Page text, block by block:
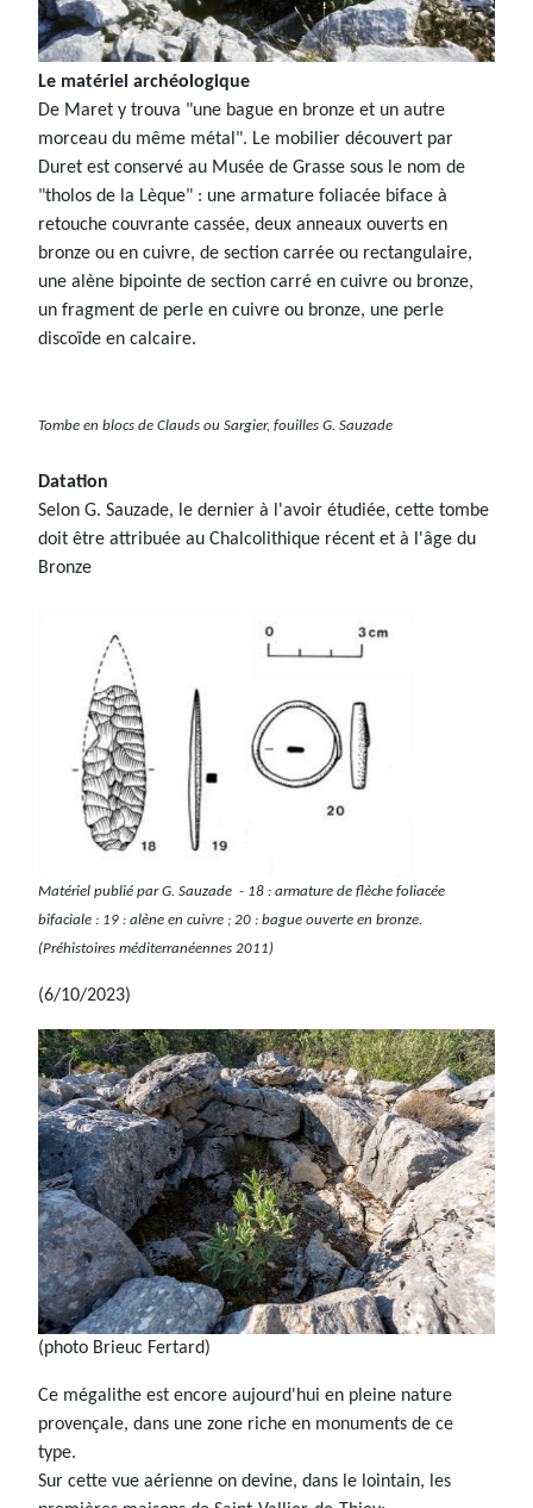
Le matériel archéologique
De Maret y trouva "une bague en bronze et un autre
morceau du même métal". Le mobilier découvert par
Duret est conservé au Musée de Grasse sous le nom de
"tholos de la Lèque" : une armature foliacée biface à
retouche couvrante cassée, deux anneaux ouverts en
bronze ou en cuivre, de section carrée ou rectangulaire,
une alène bipointe de section carré en cuivre ou bronze,
un fragment de perle en cuivre ou bronze, une perle
discoïde en calcaire.
Tombe en blocs de Clauds ou Sargier, fouilles G. Sauzade
Datation
Selon G. Sauzade, le dernier à l'avoir étudiée, cette tombe
doit être attribuée au Chalcolithique récent et à l'âge du
Bronze
Matériel publié par G. Sauzade - 18 : armature de flèche foliacée
bifaciale : 19 : alène en cuivre ; 20 : bague ouverte en bronze.
(Préhistoires méditerranéennes 2011)
(6/10/2023)
(photo Brieuc Fertard)
Ce mégalithe est encore aujourd'hui en pleine nature
provençale, dans une zone riche en monuments de ce
type.
Sur cette vue aérienne on devine, dans le lointain, les